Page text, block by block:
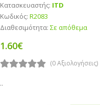
Κατασκευαστής: ITD
Κωδικός: R2083
Διαθεσιμότητα: Σε απόθεμα
1.60€
(0 Αξιολογήσεις)
..